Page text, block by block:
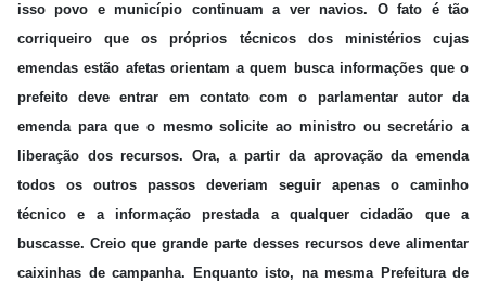
isso povo e município continuam a ver navios. O fato é tão
corriqueiro que os próprios técnicos dos ministérios cujas
emendas estão afetas orientam a quem busca informações que o
prefeito deve entrar em contato com o parlamentar autor da
emenda para que o mesmo solicite ao ministro ou secretário a
liberação dos recursos. Ora, a partir da aprovação da emenda
todos os outros passos deveriam seguir apenas o caminho
técnico e a informação prestada a qualquer cidadão que a
buscasse. Creio que grande parte desses recursos deve alimentar
caixinhas de campanha. Enquanto isto, na mesma Prefeitura de